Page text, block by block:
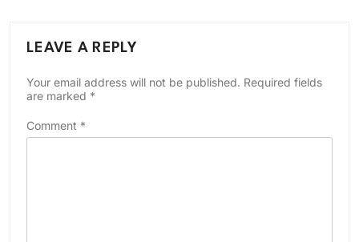
LEAVE A REPLY
Your email address will not be published. Required fields
are marked *
Comment *